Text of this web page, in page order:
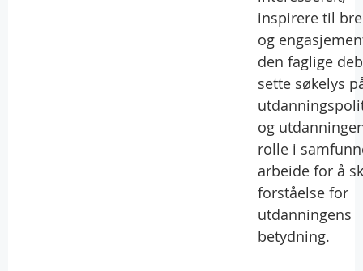
inspirere til
og
den faglige
sette søkelys
og
rolle i
arbeide for å
forståelse for
utdanningens
betydning.